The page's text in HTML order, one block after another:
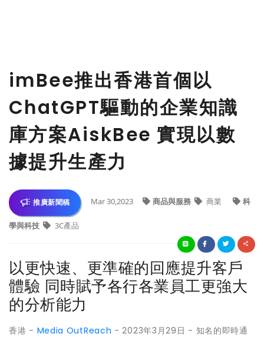
imBee推出香港首個以
ChatGPT驅動的企業知識
庫方案AiskBee 實現以數
據提升生產力
推廣新聞稿 Mar 30,2023 商品與服務 商業 科
學與科技 3C產品
以更快速、更準確的回應提升客戶
體驗 同時賦予各行各業員工更強大
的分析能力
香港 - Media OutReach - 2023年3月29日 - 知名的即時通